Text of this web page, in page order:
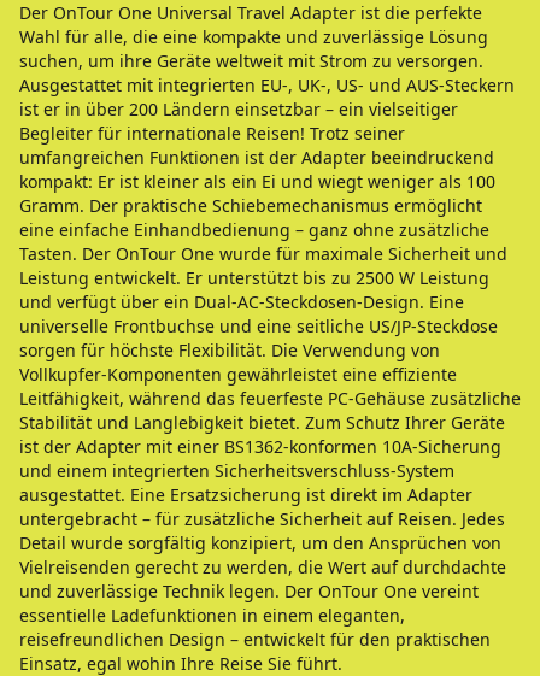
Der OnTour One Universal Travel Adapter ist die perfekte
Wahl für alle, die eine kompakte und zuverlässige Lösung
suchen, um ihre Geräte weltweit mit Strom zu versorgen.
Ausgestattet mit integrierten EU-, UK-, US- und AUS-Steckern
ist er in über 200 Ländern einsetzbar – ein vielseitiger
Begleiter für internationale Reisen! Trotz seiner
umfangreichen Funktionen ist der Adapter beeindruckend
kompakt: Er ist kleiner als ein Ei und wiegt weniger als 100
Gramm. Der praktische Schiebemechanismus ermöglicht
eine einfache Einhandbedienung – ganz ohne zusätzliche
Tasten. Der OnTour One wurde für maximale Sicherheit und
Leistung entwickelt. Er unterstützt bis zu 2500 W Leistung
und verfügt über ein Dual-AC-Steckdosen-Design. Eine
universelle Frontbuchse und eine seitliche US/JP-Steckdose
sorgen für höchste Flexibilität. Die Verwendung von
Vollkupfer-Komponenten gewährleistet eine effiziente
Leitfähigkeit, während das feuerfeste PC-Gehäuse zusätzliche
Stabilität und Langlebigkeit bietet. Zum Schutz Ihrer Geräte
ist der Adapter mit einer BS1362-konformen 10A-Sicherung
und einem integrierten Sicherheitsverschluss-System
ausgestattet. Eine Ersatzsicherung ist direkt im Adapter
untergebracht – für zusätzliche Sicherheit auf Reisen. Jedes
Detail wurde sorgfältig konzipiert, um den Ansprüchen von
Vielreisenden gerecht zu werden, die Wert auf durchdachte
und zuverlässige Technik legen. Der OnTour One vereint
essentielle Ladefunktionen in einem eleganten,
reisefreundlichen Design – entwickelt für den praktischen
Einsatz, egal wohin Ihre Reise Sie führt.